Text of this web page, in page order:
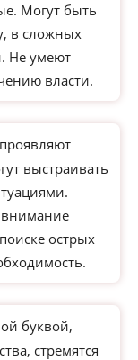
Могут быть
в сложных
Не умеют
власти.
выстраивать
внимание
острых
буквой,
стремятся